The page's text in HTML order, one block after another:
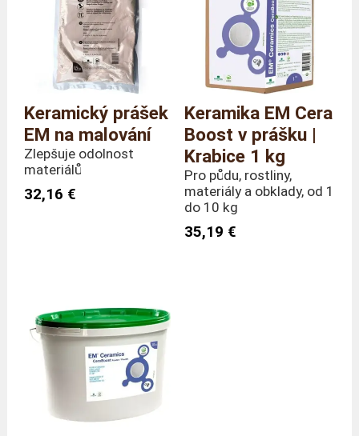
Keramický prášek
EM na malování
Zlepšuje odolnost
materiálů
32,16 €
Keramika EM Cera
Boost v prášku |
Krabice 1 kg
Pro půdu, rostliny,
materiály a obklady, od 1
do 10 kg
35,19 €